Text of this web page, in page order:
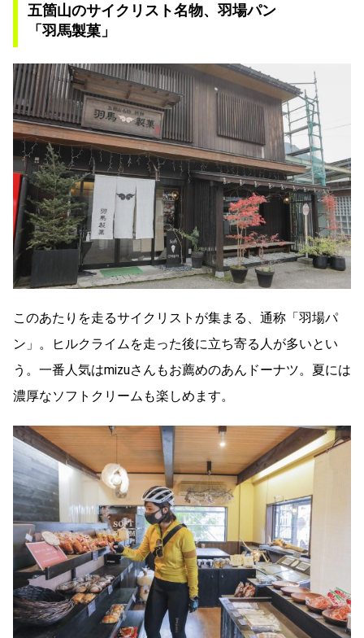
五箇山のサイクリスト名物、羽場パン
「羽馬製菓」
このあたりを走るサイクリストが集まる、通称「羽場パ
ン」。ヒルクライムを走った後に立ち寄る人が多いとい
う。一番人気はmizuさんもお薦めのあんドーナツ。夏には
濃厚なソフトクリームも楽しめます。